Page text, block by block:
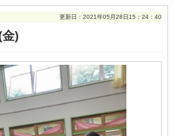
更新日：2021年05月28日15：24：40
)